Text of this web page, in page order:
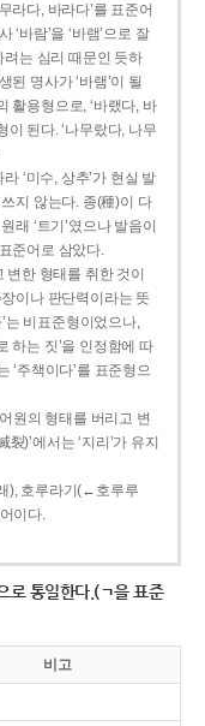
라다, 바라다’를 표준어
‘바람’을 ‘바램’으로 잘
려는 심리 때문인 듯하
된 명사가 ‘바램’이 될
활용형으로, ‘바랬다, 바
이 된다. ‘나무랐다, 나무
‘미수, 상추’가 현실 발
지 않는다. 종(種)이 다
래 ‘트기’였으나 발음이
준어로 삼았다.
한 형태를 취한 것이
이나 판단력이라는 뜻
는 비표준형이었으나,
하는 짓’을 인정함에 따
‘주책이다’를 표준형으
원의 형태를 버리고 변
)’에서는 ‘지리’가 유지
), 호루라기(←호루루
이다.
으로 통일한다.(ㄱ을 표준
비고